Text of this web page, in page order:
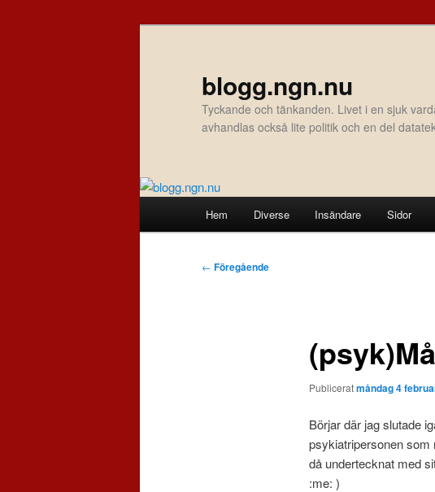
blogg.ngn.nu
Tyckande och tänkanden. Livet i en sjuk
avhandlas också lite politik och en del
Hem Diverse Insändare Sidor
Inläggsnavigering
← Föregående
Publiceratmåndag 4
Börjar där jag slutade
psykiatripersonen som
då undertecknat med
:me: )